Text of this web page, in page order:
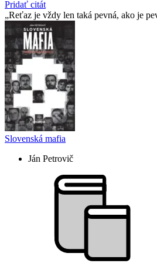
Pridať citát
Reťaz je vždy len taká pevná, ako je
Slovenská mafia
Ján Petrovič